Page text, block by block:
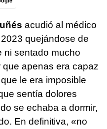
acudió al médico
quejándose de
ni sentado mucho
apenas era capaz
le era imposible
sentía dolores
se echaba a dormir,
En definitiva, «no